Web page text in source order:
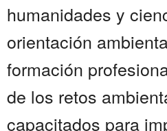
humanidades y
orientación
formación
de los retos
capacitados para